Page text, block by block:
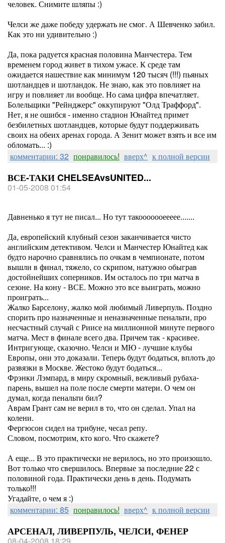
человек. Снимите шляпы :)
Челси же даже победу удержать не смог. А Шевченко забил.
Как это ни удивительно :)
Да, пока радуется красная половина Манчестера. Тем
временем город живет в тихом ужасе. К среде там
ожидается нашествие как минимум 120 тысяч (!!!) пьяных
шотландцев и шотландок. Не знаю, как это повлияет на
игру и повлияет ли вообще. Но сама цифра впечатляет.
Болельщики "Рейнджерс" оккупируют "Олд Траффорд".
Нет, я не ошибся - именно стадион Юнайтед примет
безбилетных шотландцев, которые будут поддерживать
своих на обеих аренах города. А Зенит может взять и все им
обломать... :)
комментарии: 32 понравилось! вверх^ к полной версии
ВСЕ-ТАКИ CHELSEAvsUNITED...
01-05-2008 01:54
Давненько я тут не писал... Но тут такооооооеееее.......
Да, европейский клубный сезон заканчивается чисто
английским детективом. Челси и Манчестер Юнайтед как
будто нарочно сравнялись по очкам в чемпионате, потом
вышли в финал, тяжело, со скрипом, натужно обыграв
достойнейших соперников. Им осталось по три матча в
сезоне. На кону - ВСЕ. Можно это все выиграть, можно
проиграть...
Жалко Барселону, жалко мой любимый Ливерпуль. Поздно
спорить про назначенные и неназначенные пенальти, про
несчастный случай с Риисе на миллионной минуте первого
матча. Мест в финале всего два. Причем так - красивее.
Интригующе, сказочно. Челси и МЮ - лучшие клубы
Европы, они это доказали. Теперь будут бодаться, вплоть до
развязки в Москве. Жестоко будут бодаться...
Фрэнки Лэмпард, в миру скромный, вежливый рубаха-
парень, вышел на поле после смерти матери. О чем он
думал, когда пенальти бил?
Аврам Грант сам не верил в то, что он сделал. Упал на
колени.
Фергюсон сидел на трибуне, чесал репу.
Словом, посмотрим, кто кого. Что скажете?
А еще... В это практически не верилось, но это произошло.
Вот только что свершилось. Впервые за последние 22 с
половиной года. Практически день в день. Подумать
только!!!
Угадайте, о чем я :)
комментарии: 85 понравилось! вверх^ к полной версии
АРСЕНАЛ, ЛИВЕРПУЛЬ, ЧЕЛСИ, ФЕНЕР